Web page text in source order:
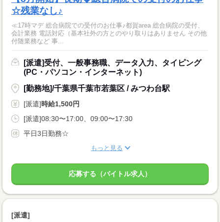
☆残業なし♪
≪17時マデ 総合病院での受付のお仕事♪都賀area 総合病院の受付、
会計業務 電話対応（基本社外の方とのやり取りはありません その他
付随業務など 事...
[派遣]受付、一般事務職、データ入力、タイピング
(PC・パソコン・インターネット)
[勤務地]/千葉県千葉市若葉区 / みつわ台駅
[派遣]時給1,500円
[派遣]08:30〜17:00、09:00〜17:30
平日3日勤務☆
もっと見る
応募する（バイトル求人）
[派遣]